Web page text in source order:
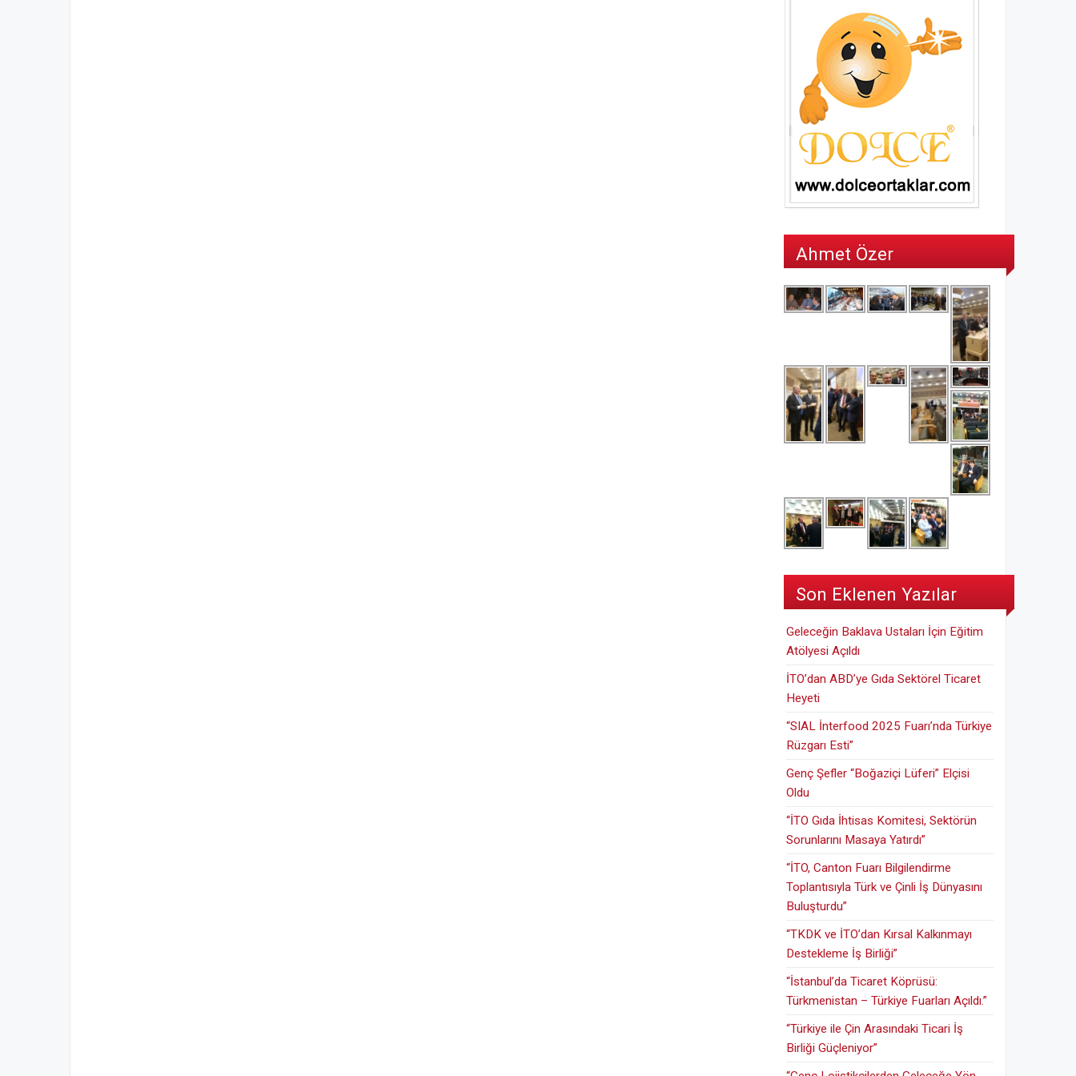
Ahmet Özer
Son Eklenen Yazılar
Geleceğin Baklava Ustaları İçin Eğitim
Atölyesi Açıldı
İTO’dan ABD’ye Gıda Sektörel Ticaret
Heyeti
“SIAL İnterfood 2025 Fuarı’nda Türkiye
Rüzgarı Esti”
Genç Şefler “Boğaziçi Lüferi” Elçisi
Oldu
“İTO Gıda İhtisas Komitesi, Sektörün
Sorunlarını Masaya Yatırdı”
“İTO, Canton Fuarı Bilgilendirme
Toplantısıyla Türk ve Çinli İş Dünyasını
Buluşturdu”
“TKDK ve İTO’dan Kırsal Kalkınmayı
Destekleme İş Birliği”
“İstanbul’da Ticaret Köprüsü:
Türkmenistan – Türkiye Fuarları Açıldı.”
“Türkiye ile Çin Arasındaki Ticari İş
Birliği Güçleniyor”